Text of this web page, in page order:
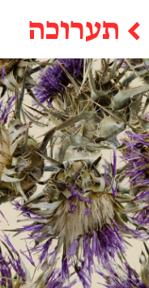
← תערוכה